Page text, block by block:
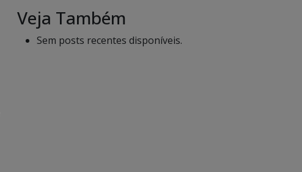
Veja Também
Sem posts recentes disponíveis.